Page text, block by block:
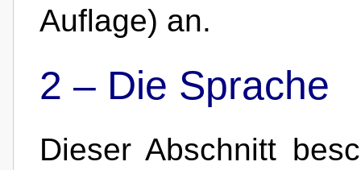
Auflage) an.
2 – Die Sprache
Dieser Abschnitt